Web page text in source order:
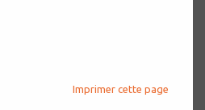
Imprimer cette page